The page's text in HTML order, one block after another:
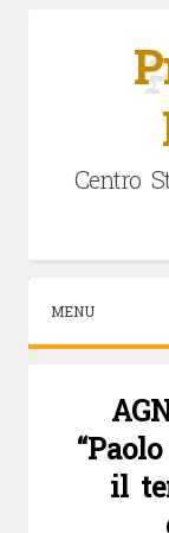
Centro
MENU
il